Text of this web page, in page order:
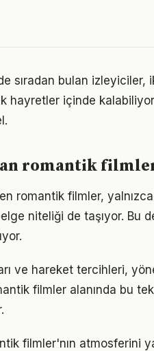
sıradan bulan izleyiciler,
hayretler içinde
romantik
romantik filmler,
niteliği de taşıyor. Bu
ve hareket tercihleri,
filmler alanında bu
filmler'nın atmosferini